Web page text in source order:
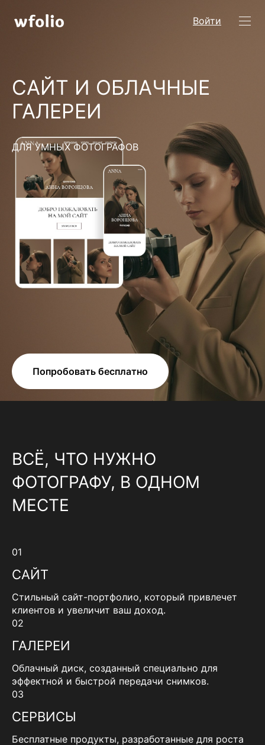
Войти
САЙТ И ОБЛАЧНЫЕ
ГАЛЕРЕИ
ДЛЯ УМНЫХ ФОТОГРАФОВ
Попробовать бесплатно
ВСЁ, ЧТО НУЖНО
ФОТОГРАФУ, В ОДНОМ
МЕСТЕ
01
САЙТ
Стильный сайт-портфолио, который привлечет
клиентов и увеличит ваш доход.
02
ГАЛЕРЕИ
Облачный диск, созданный специально для
эффектной и быстрой передачи снимков.
03
СЕРВИСЫ
Бесплатные продукты, разработанные для роста